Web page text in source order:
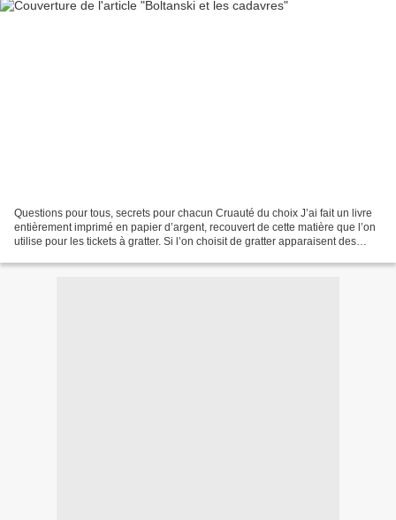
Questions pour tous, secrets pour chacun Cruauté du choix J’ai fait un livre
entièrement imprimé en papier d’argent, recouvert de cette matière que l’on
utilise pour les tickets à gratter. Si l’on choisit de gratter apparaisent des